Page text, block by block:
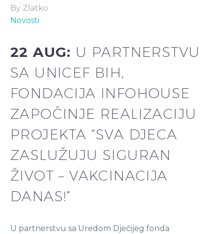
By Zlatko
Novosti
22 AUG: U PARTNERSTVU
SA UNICEF BIH,
FONDACIJA INFOHOUSE
ZAPOČINJE REALIZACIJU
PROJEKTA “SVA DJECA
ZASLUŽUJU SIGURAN
ŽIVOT – VAKCINACIJA
DANAS!”
U partnerstvu sa Uredom Dječijeg fonda